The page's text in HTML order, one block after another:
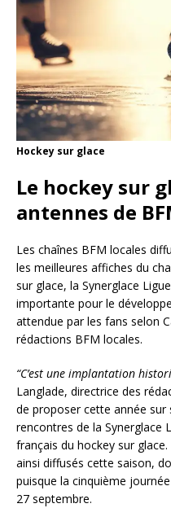
Hockey sur glace
Le hockey sur
antennes de
Les chaînes BFM locales
les meilleures affiches du
sur glace, la Synerglace
importante pour le
attendue par les fans selon
rédactions BFM locales.
“C’est une implantation
Langlade, directrice des
de proposer cette année sur
rencontres de la Synerglace
français du hockey sur
ainsi diffusés cette saison,
puisque la cinquième
27 septembre.